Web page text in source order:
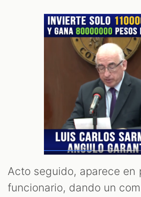
Acto seguido, aparece en
funcionario, dando un